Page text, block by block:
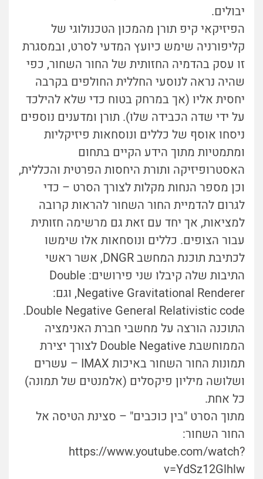
יבולים.
הפיזיקאי קיפ תורן מהמכון הטכנולוגי של
קליפורניה שימש כיועץ המדעי לסרט, ובמסגרת
זו עסק בהדמיה החזותית של החור השחור, כפי
שהיה נראה לנוסעי החללית החולפים בקרבה
יחסית אליו (אך במרחק בטוח כדי שלא להילכד
על ידי שדה הכבידה שלו). תורן ומדענים נוספים
ניסחו אוסף של כללים ונוסחאות פיזיקליות
ומתמטיות מתוך הידע הקיים בתחום
האסטרופיזיקה ותורת היחסות הפרטית והכללית,
וכן מספר הנחות מקלות לצורך הסרט – כדי
לגרום להדמיית החור השחור להראות קרובה
למציאות, אך יחד עם זאת גם מרשימה חזותית
עבור הצופים. כללים ונוסחאות אלו שימשו
לכתיבת תוכנת המחשב DNGR, אשר ראשי
התיבות שלה קיבלו שני פירושים: Double
Negative Gravitational Renderer, וגם:
Double Negative General Relativistic code.
התוכנה הורצה על מחשבי חברת האנימציה
הממוחשבת Double Negative לצורך יצירת
תמונות החור השחור באיכות IMAX – עשרים
ושלושה מיליון פיקסלים (אלמנטים של תמונה)
כל אחת.
מתוך הסרט "בין כוכבים" – סצינת הטיסה אל
החור השחור:
https://www.youtube.com/watch?
v=YdSz12Glhlw